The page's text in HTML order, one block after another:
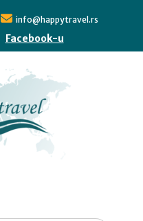
info@happytravel.rs
Facebook-u